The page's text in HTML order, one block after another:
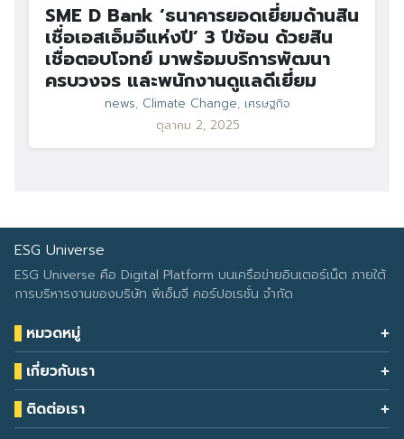
SME D Bank ‘ธนาคารยอดเยี่ยมด้านสิน
เชื่อเอสเอ็มอีแห่งปี’ 3 ปีซ้อน ด้วยสิน
เชื่อตอบโจทย์ มาพร้อมบริการพัฒนา
ครบวงจร และพนักงานดูแลดีเยี่ยม
news, Climate Change, เศรษฐกิจ
ตุลาคม 2, 2025
ESG Universe
ESG Universe คือ Digital Platform บนเครือข่ายอินเตอร์เน็ต ภายใต้
การบริหารงานของบริษัท พีเอ็มจี คอร์ปอเรชั่น จำกัด
หมวดหมู่
Health & Wellness
Eco Icon
ESG Data
Climate Change
เกี่ยวกับเรา
Our Services
About Us
ติดต่อเรา
โทรศัพท์: 090-549-2524